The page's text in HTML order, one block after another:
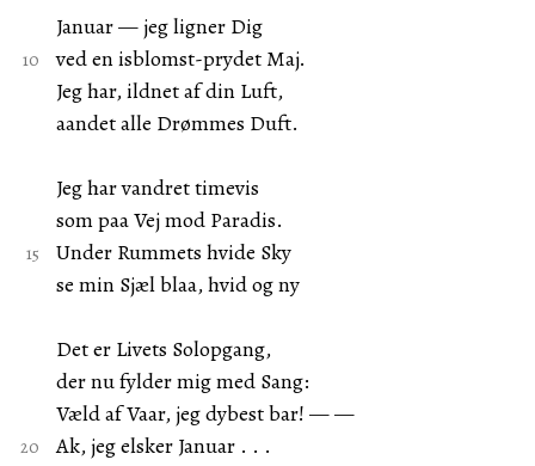
Januar — jeg ligner Dig
ved en isblomst-prydet Maj.
Jeg har, ildnet af din Luft,
aandet alle Drømmes Duft.
Jeg har vandret timevis
som paa Vej mod Paradis.
Under Rummets hvide Sky
se min Sjæl blaa, hvid og ny
Det er Livets Solopgang,
der nu fylder mig med Sang:
Væld af Vaar, jeg dybest bar! — —
Ak, jeg elsker Januar . . .